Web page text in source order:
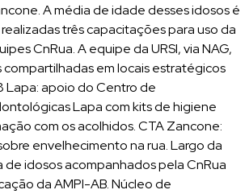
A média de idade desses idosos é
três capacitações para uso da
CnRua. A equipe da URSI, via NAG,
em locais estratégicos
Lapa: apoio do Centro de
Lapa com kits de higiene
com os acolhidos. CTA Zancone:
envelhecimento na rua. Largo da
de idosos acompanhados pela CnRua
da AMPI-AB. Núcleo de